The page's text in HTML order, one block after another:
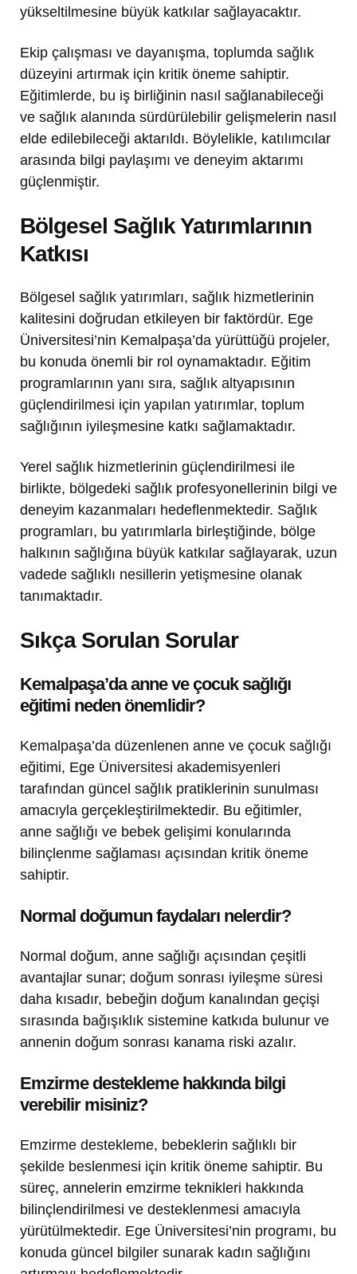
yükseltilmesine büyük katkılar sağlayacaktır.
Ekip çalışması ve dayanışma, toplumda sağlık
düzeyini artırmak için kritik öneme sahiptir.
Eğitimlerde, bu iş birliğinin nasıl sağlanabileceği
ve sağlık alanında sürdürülebilir gelişmelerin nasıl
elde edilebileceği aktarıldı. Böylelikle, katılımcılar
arasında bilgi paylaşımı ve deneyim aktarımı
güçlenmiştir.
Bölgesel Sağlık Yatırımlarının
Katkısı
Bölgesel sağlık yatırımları, sağlık hizmetlerinin
kalitesini doğrudan etkileyen bir faktördür. Ege
Üniversitesi’nin Kemalpaşa’da yürüttüğü projeler,
bu konuda önemli bir rol oynamaktadır. Eğitim
programlarının yanı sıra, sağlık altyapısının
güçlendirilmesi için yapılan yatırımlar, toplum
sağlığının iyileşmesine katkı sağlamaktadır.
Yerel sağlık hizmetlerinin güçlendirilmesi ile
birlikte, bölgedeki sağlık profesyonellerinin bilgi ve
deneyim kazanmaları hedeflenmektedir. Sağlık
programları, bu yatırımlarla birleştiğinde, bölge
halkının sağlığına büyük katkılar sağlayarak, uzun
vadede sağlıklı nesillerin yetişmesine olanak
tanımaktadır.
Sıkça Sorulan Sorular
Kemalpaşa’da anne ve çocuk sağlığı
eğitimi neden önemlidir?
Kemalpaşa’da düzenlenen anne ve çocuk sağlığı
eğitimi, Ege Üniversitesi akademisyenleri
tarafından güncel sağlık pratiklerinin sunulması
amacıyla gerçekleştirilmektedir. Bu eğitimler,
anne sağlığı ve bebek gelişimi konularında
bilinçlenme sağlaması açısından kritik öneme
sahiptir.
Normal doğumun faydaları nelerdir?
Normal doğum, anne sağlığı açısından çeşitli
avantajlar sunar; doğum sonrası iyileşme süresi
daha kısadır, bebeğin doğum kanalından geçişi
sırasında bağışıklık sistemine katkıda bulunur ve
annenin doğum sonrası kanama riski azalır.
Emzirme destekleme hakkında bilgi
verebilir misiniz?
Emzirme destekleme, bebeklerin sağlıklı bir
şekilde beslenmesi için kritik öneme sahiptir. Bu
süreç, annelerin emzirme teknikleri hakkında
bilinçlendirilmesi ve desteklenmesi amacıyla
yürütülmektedir. Ege Üniversitesi’nin programı, bu
konuda güncel bilgiler sunarak kadın sağlığını